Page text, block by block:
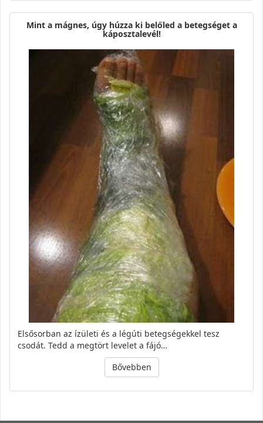
Mint a mágnes, úgy húzza ki belőled a betegséget a
káposztalevél!
Elsősorban az ízületi és a légúti betegségekkel tesz
csodát. Tedd a megtört levelet a fájó…
Bővebben